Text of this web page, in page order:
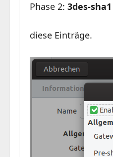
Phase 2: 3des-sha1
diese Einträge.